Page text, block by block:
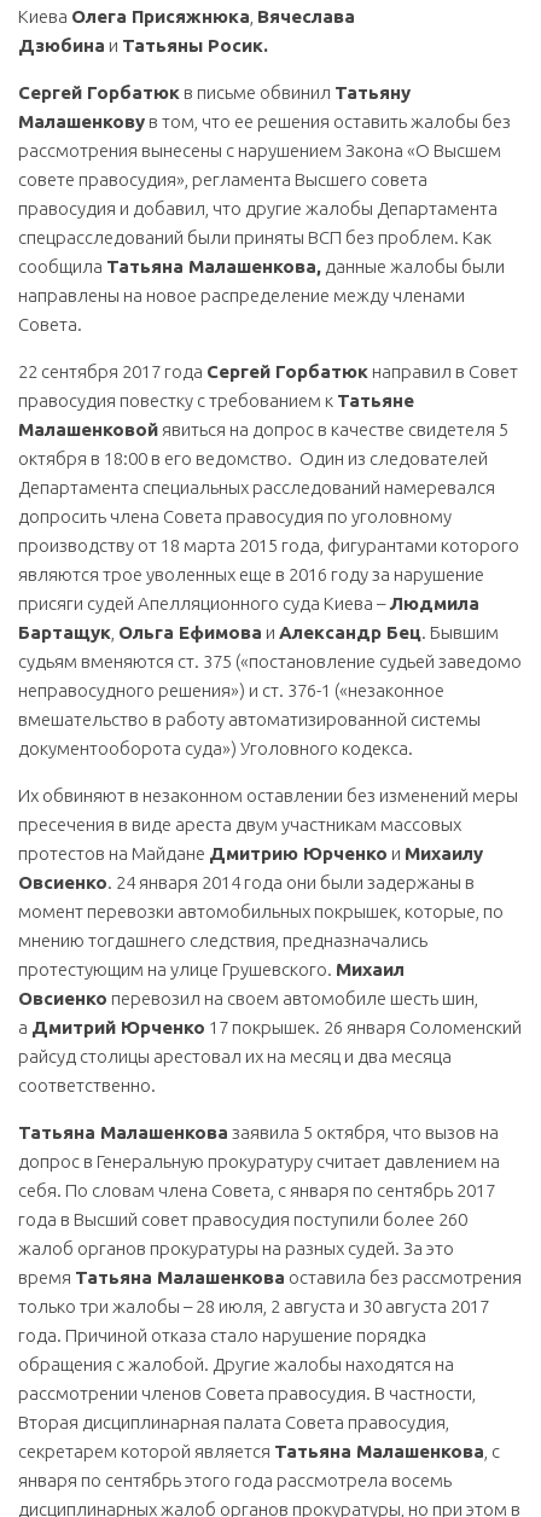
Киева Олега Присяжнюка, Вячеслава
Дзюбина и Татьяны Росик.
Сергей Горбатюк в письме обвинил Татьяну
Малашенкову в том, что ее решения оставить жалобы без
рассмотрения вынесены с нарушением Закона «О Высшем
совете правосудия», регламента Высшего совета
правосудия и добавил, что другие жалобы Департамента
спецрасследований были приняты ВСП без проблем. Как
сообщила Татьяна Малашенкова, данные жалобы были
направлены на новое распределение между членами
Совета.
22 сентября 2017 года Сергей Горбатюк направил в Совет
правосудия повестку с требованием к Татьяне
Малашенковойявиться на допрос в качестве свидетеля 5
октября в 18:00 в его ведомство. Один из следователей
Департамента специальных расследований намеревался
допросить члена Совета правосудия по уголовному
производству от 18 марта 2015 года, фигурантами которого
являются трое уволенных еще в 2016 году за нарушение
присяги судей Апелляционного суда Киева –Людмила
Бартащук, Ольга Ефимова и Александр Бец. Бывшим
судьям вменяются ст. 375 («постановление судьей заведомо
неправосудного решения») и ст. 376-1 («незаконное
вмешательство в работу автоматизированной системы
документооборота суда») Уголовного кодекса.
Их обвиняют в незаконном оставлении без изменений меры
пресечения в виде ареста двум участникам массовых
протестов на Майдане Дмитрию Юрченко и Михаилу
Овсиенко. 24 января 2014 года они были задержаны в
момент перевозки автомобильных покрышек, которые, по
мнению тогдашнего следствия, предназначались
протестующим на улице Грушевского. Михаил
Овсиенко перевозил на своем автомобиле шесть шин,
а Дмитрий Юрченко 17 покрышек. 26 января Соломенский
райсуд столицы арестовал их на месяц и два месяца
соответственно.
Татьяна Малашенкова заявила 5 октября, что вызов на
допрос в Генеральную прокуратуру считает давлением на
себя. По словам члена Совета, с января по сентябрь 2017
года в Высший совет правосудия поступили более 260
жалоб органов прокуратуры на разных судей. За это
время Татьяна Малашенкова оставила без рассмотрения
только три жалобы – 28 июля, 2 августа и 30 августа 2017
года. Причиной отказа стало нарушение порядка
обращения с жалобой. Другие жалобы находятся на
рассмотрении членов Совета правосудия. В частности,
Вторая дисциплинарная палата Совета правосудия,
секретарем которой является Татьяна Малашенкова, с
января по сентябрь этого года рассмотрела восемь
дисциплинарных жалоб органов прокуратуры, но при этом в